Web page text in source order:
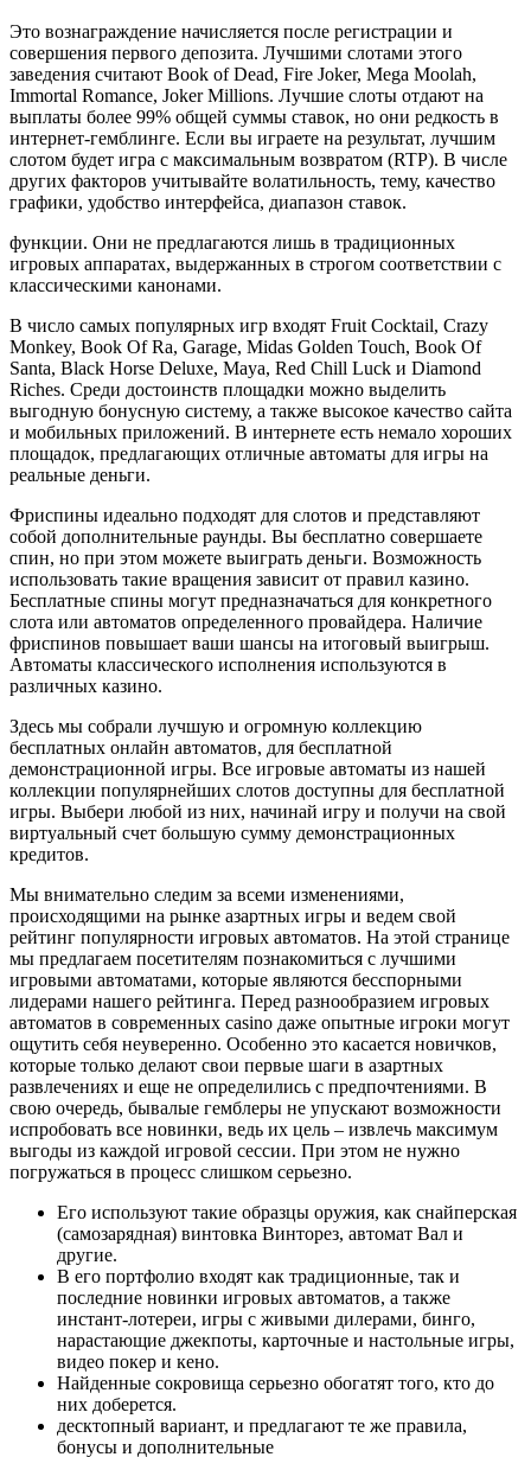
Это вознаграждение начисляется после регистрации и
совершения первого депозита. Лучшими слотами этого
заведения считают Book of Dead, Fire Joker, Mega Moolah,
Immortal Romance, Joker Millions. Лучшие слоты отдают на
выплаты более 99% общей суммы ставок, но они редкость в
интернет-гемблинге. Если вы играете на результат, лучшим
слотом будет игра с максимальным возвратом (RTP). В числе
других факторов учитывайте волатильность, тему, качество
графики, удобство интерфейса, диапазон ставок.
функции. Они не предлагаются лишь в традиционных
игровых аппаратах, выдержанных в строгом соответствии с
классическими канонами.
В число самых популярных игр входят Fruit Cocktail, Crazy
Monkey, Book Of Ra, Garage, Midas Golden Touch, Book Of
Santa, Black Horse Deluxe, Maya, Red Chill Luck и Diamond
Riches. Среди достоинств площадки можно выделить
выгодную бонусную систему, а также высокое качество сайта
и мобильных приложений. В интернете есть немало хороших
площадок, предлагающих отличные автоматы для игры на
реальные деньги.
Фриспины идеально подходят для слотов и представляют
собой дополнительные раунды. Вы бесплатно совершаете
спин, но при этом можете выиграть деньги. Возможность
использовать такие вращения зависит от правил казино.
Бесплатные спины могут предназначаться для конкретного
слота или автоматов определенного провайдера. Наличие
фриспинов повышает ваши шансы на итоговый выигрыш.
Автоматы классического исполнения используются в
различных казино.
Здесь мы собрали лучшую и огромную коллекцию
бесплатных онлайн автоматов, для бесплатной
демонстрационной игры. Все игровые автоматы из нашей
коллекции популярнейших слотов доступны для бесплатной
игры. Выбери любой из них, начинай игру и получи на свой
виртуальный счет большую сумму демонстрационных
кредитов.
Мы внимательно следим за всеми изменениями,
происходящими на рынке азартных игры и ведем свой
рейтинг популярности игровых автоматов. На этой странице
мы предлагаем посетителям познакомиться с лучшими
игровыми автоматами, которые являются бесспорными
лидерами нашего рейтинга. Перед разнообразием игровых
автоматов в современных casino даже опытные игроки могут
ощутить себя неуверенно. Особенно это касается новичков,
которые только делают свои первые шаги в азартных
развлечениях и еще не определились с предпочтениями. В
свою очередь, бывалые гемблеры не упускают возможности
испробовать все новинки, ведь их цель – извлечь максимум
выгоды из каждой игровой сессии. При этом не нужно
погружаться в процесс слишком серьезно.
Его используют такие образцы оружия, как снайперская
(самозарядная) винтовка Винторез, автомат Вал и
другие.
В его портфолио входят как традиционные, так и
последние новинки игровых автоматов, а также
инстант-лотереи, игры с живыми дилерами, бинго,
нарастающие джекпоты, карточные и настольные игры,
видео покер и кено.
Найденные сокровища серьезно обогатят того, кто до
них доберется.
десктопный вариант, и предлагают те же правила,
бонусы и дополнительные